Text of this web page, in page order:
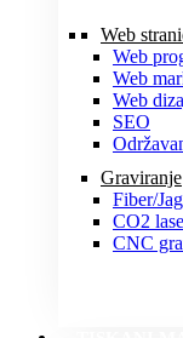
Web
Web
Web
Web
SEO
Graviranje
Fiber/
CO2
CNC